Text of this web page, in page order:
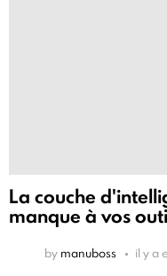
La couche
manque à vos
by manuboss il y a